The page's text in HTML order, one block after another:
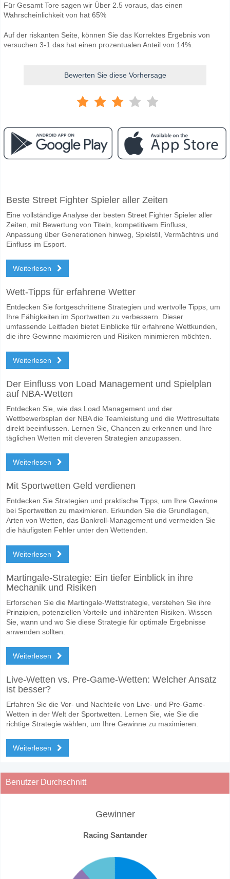
Für Gesamt Tore sagen wir Über 2.5 voraus, das einen
Wahrscheinlichkeit von hat 65%
Auf der riskanten Seite, können Sie das Korrektes Ergebnis von
versuchen 3-1 das hat einen prozentualen Anteil von 14%.
Bewerten Sie diese Vorhersage
Das Spiel zwischen Racing Santander v Valladolid 16 May 2026 17:30.
Wer ist das Lieblingsteam, zwischen dem zu
Racing Santander für den Gewinner den Spiel, mit einer
Ja für Beide Teams Erzielen, mit einem Prozentsatz von 59%.
Wofür ist die richtige Ergebnisprognose Racing
Auf der riskanten Seite, können Sie das Korrektes Ergebnis von
Beste Street Fighter Spieler aller Zeiten
Eine vollständige Analyse der besten Street Fighter Spieler aller
Zeiten, mit Bewertung von Titeln, kompetitivem Einfluss,
Anpassung über Generationen hinweg, Spielstil, Vermächtnis und
Einfluss im Esport.
Weiterlesen
Wett-Tipps für erfahrene Wetter
Entdecken Sie fortgeschrittene Strategien und wertvolle Tipps, um
Ihre Fähigkeiten im Sportwetten zu verbessern. Dieser
umfassende Leitfaden bietet Einblicke für erfahrene Wettkunden,
die ihre Gewinne maximieren und Risiken minimieren möchten.
Weiterlesen
Der Einfluss von Load Management und Spielplan
auf NBA-Wetten
Entdecken Sie, wie das Load Management und der
Wettbewerbsplan der NBA die Teamleistung und die Wettresultate
direkt beeinflussen. Lernen Sie, Chancen zu erkennen und Ihre
täglichen Wetten mit cleveren Strategien anzupassen.
Weiterlesen
Mit Sportwetten Geld verdienen
Entdecken Sie Strategien und praktische Tipps, um Ihre Gewinne
bei Sportwetten zu maximieren. Erkunden Sie die Grundlagen,
Arten von Wetten, das Bankroll-Management und vermeiden Sie
die häufigsten Fehler unter den Wettenden.
Weiterlesen
Martingale-Strategie: Ein tiefer Einblick in ihre
Mechanik und Risiken
Erforschen Sie die Martingale-Wettstrategie, verstehen Sie ihre
Prinzipien, potenziellen Vorteile und inhärenten Risiken. Wissen
Sie, wann und wo Sie diese Strategie für optimale Ergebnisse
anwenden sollten.
Weiterlesen
Live-Wetten vs. Pre-Game-Wetten: Welcher Ansatz
ist besser?
Erfahren Sie die Vor- und Nachteile von Live- und Pre-Game-
Wetten in der Welt der Sportwetten. Lernen Sie, wie Sie die
richtige Strategie wählen, um Ihre Gewinne zu maximieren.
Weiterlesen
Benutzer Durchschnitt
Gewinner
Racing Santander